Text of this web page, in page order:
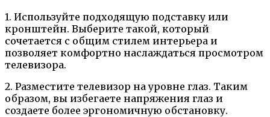
1. Используйте подходящую подставку или
кронштейн. Выберите такой, который
сочетается с общим стилем интерьера и
позволяет комфортно наслаждаться просмотром
телевизора.
2. Разместите телевизор на уровне глаз. Таким
образом, вы избегаете напряжения глаз и
создаете более эргономичную обстановку.